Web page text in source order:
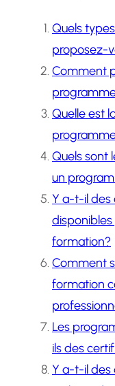
Quels
proposez-
Comment
Quelle est
Quels sont
un
Y a-t-il des
formation?
Comment
formation
Les
ils des
Y a-t-il des